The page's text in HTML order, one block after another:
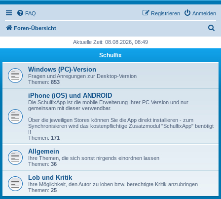
FAQ Anmelden
Registrieren
Foren-Übersicht
h
Aktuelle Zeit: 08.08.2026, 08:49
Schulfix
Windows (PC)-Version
Fragen und Anregungen zur Desktop-Version
Themen: 853
iPhone (iOS) und ANDROID
Die SchulfixApp ist die mobile Erweiterung Ihrer PC Version und nur
gemeinsam mit dieser verwendbar.
Über die jeweiligen Stores können Sie die App direkt installieren - zum
Synchronisieren wird das kostenpflichtige Zusatzmodul "SchulfixApp" benötigt
!!
Themen: 171
Allgemein
Ihre Themen, die sich sonst nirgends einordnen lassen
Themen: 36
Lob und Kritik
Ihre Möglichkeit, den Autor zu loben bzw. berechtigte Kritik anzubringen
Themen: 25